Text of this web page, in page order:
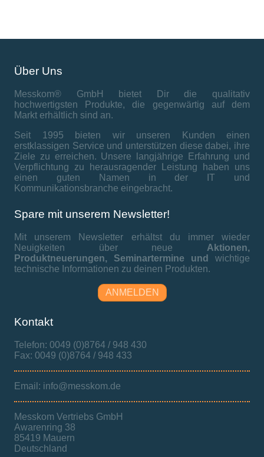
Über Uns
Messkom® GmbH bietet Dir die qualitativ
hochwertigsten Produkte, die gegenwärtig auf dem
Markt erhältlich sind an.
Seit 1995 bieten wir unseren Kunden einen
erstklassigen Service und unterstützen diese dabei, ihre
Ziele zu erreichen. Unsere langjährige Erfahrung und
Verpflichtung zu herausragender Leistung haben uns
einen guten Namen in der IT und
Kommunikationsbranche eingebracht.
Spare mit unserem Newsletter!
Mit unserem Newsletter erhältst du immer wieder
Neuigkeiten über neue Aktionen,
Produktneuerungen, Seminartermine und wichtige
technische Informationen zu deinen Produkten.
ANMELDEN
Kontakt
Telefon: 0049 (0)8764 / 948 430
Fax: 0049 (0)8764 / 948 433
Email: info@messkom.de
Messkom Vertriebs GmbH
Awarenring 38
85419 Mauern
Deutschland